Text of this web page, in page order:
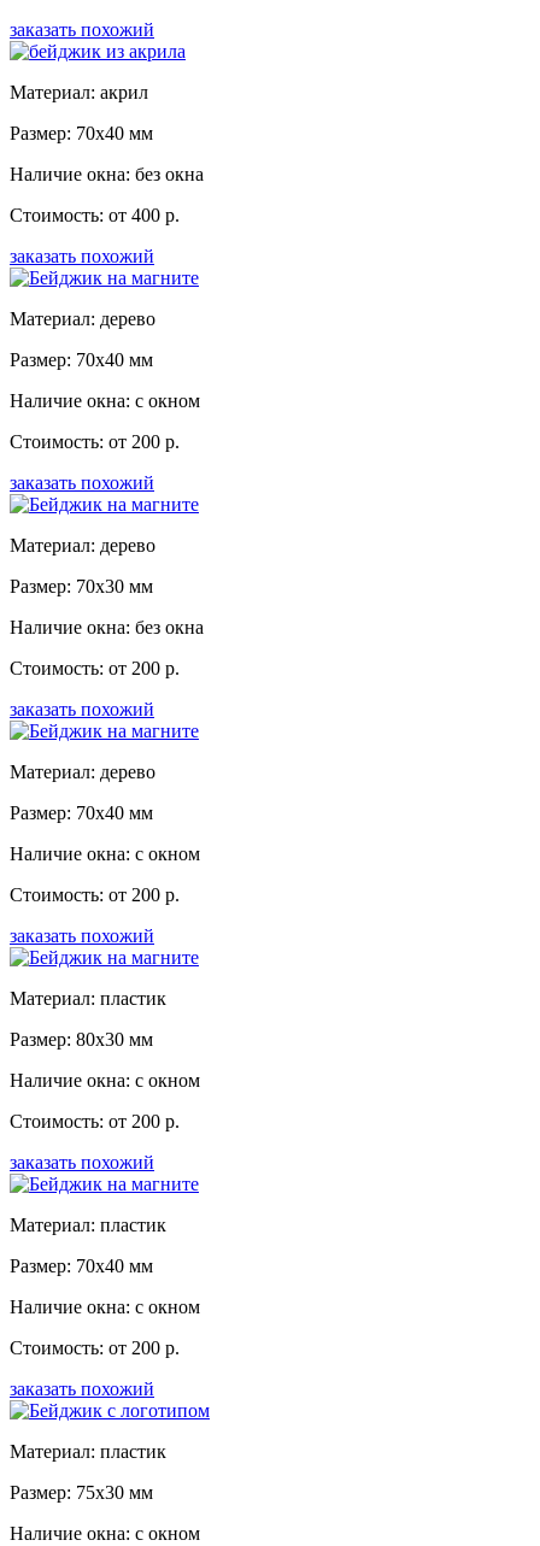
заказать похожий
Материал: акрил
Размер: 70x40 мм
Наличие окна: без окна
Стоимость: от 400 р.
заказать похожий
Материал: дерево
Размер: 70x40 мм
Наличие окна: с окном
Стоимость: от 200 р.
заказать похожий
Материал: дерево
Размер: 70x30 мм
Наличие окна: без окна
Стоимость: от 200 р.
заказать похожий
Материал: дерево
Размер: 70x40 мм
Наличие окна: с окном
Стоимость: от 200 р.
заказать похожий
Материал: пластик
Размер: 80x30 мм
Наличие окна: с окном
Стоимость: от 200 р.
заказать похожий
Материал: пластик
Размер: 70x40 мм
Наличие окна: с окном
Стоимость: от 200 р.
заказать похожий
Материал: пластик
Размер: 75x30 мм
Наличие окна: с окном